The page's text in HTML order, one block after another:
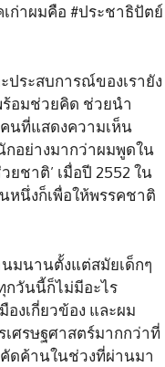
ก่าผมคือ #ประชาธิปัตย์
ประสบการณ์ของเรายัง
อมช่วยคิด ช่วยนำ
นที่แสดงความเห็น
กอย่างมากว่าผมพูดใน
ยชาติ’ เมื่อปี 2552 ใน
หนึ่งก็เพื่อให้พรรคชาติ
นมนานตั้งแต่สมัยเด็กๆ
กวันนี้ก็ไม่มีอะไร
งเกี่ยวข้อง และผม
ศรษฐศาสตร์มากกว่าที่
ดค้านในช่วงที่ผ่านมา